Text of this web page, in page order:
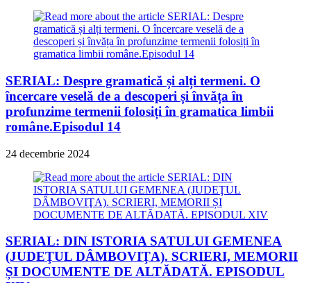
SERIAL: Despre gramatică și alți termeni. O
încercare veselă de a descoperi și învăța în
profunzime termenii folosiți în gramatica limbii
române.Episodul 14
24 decembrie 2024
SERIAL: DIN ISTORIA SATULUI GEMENEA
(JUDEŢUL DÂMBOVIŢA). SCRIERI, MEMORII
ȘI DOCUMENTE DE ALTĂDATĂ. EPISODUL